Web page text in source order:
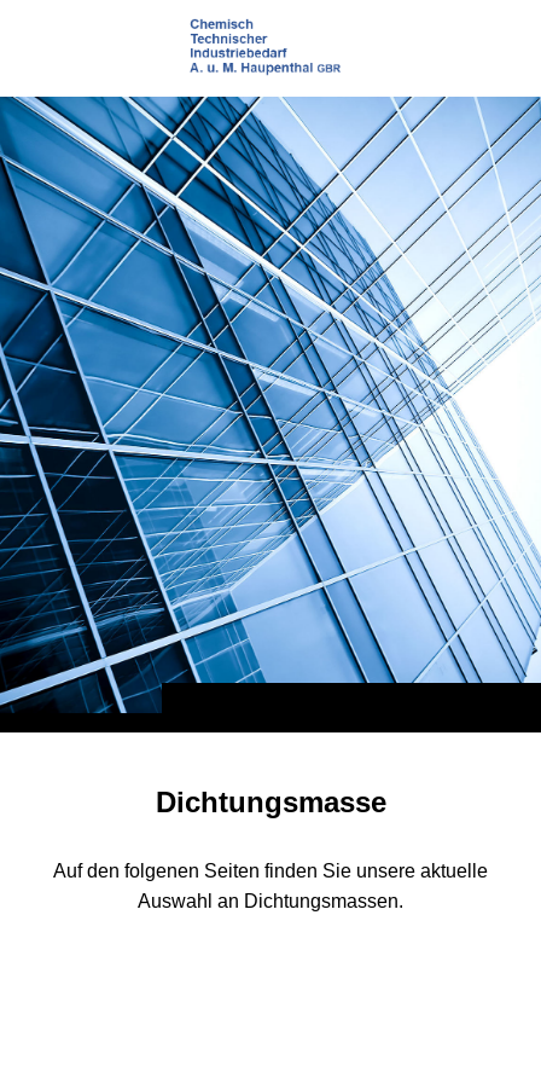
Dichtungsmasse
Auf den folgenen Seiten finden Sie unsere aktuelle
Auswahl an Dichtungsmassen.